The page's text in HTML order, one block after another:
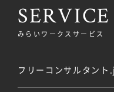
SERVICE
みらいワークスサービス
フリーコンサルタント